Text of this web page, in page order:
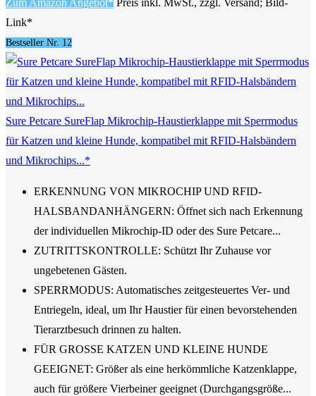
Zum Amazon Angebot* Preis inkl. MwSt., zzgl. Versand; Bild-
Link*
Bestseller Nr. 12
Sure Petcare SureFlap Mikrochip-Haustierklappe mit Sperrmodus
für Katzen und kleine Hunde, kompatibel mit RFID-Halsbändern
und Mikrochips...*
ERKENNUNG VON MIKROCHIP UND RFID-
HALSBANDANHÄNGERN: Öffnet sich nach Erkennung
der individuellen Mikrochip-ID oder des Sure Petcare...
ZUTRITTSKONTROLLE: Schützt Ihr Zuhause vor
ungebetenen Gästen.
SPERRMODUS: Automatisches zeitgesteuertes Ver- und
Entriegeln, ideal, um Ihr Haustier für einen bevorstehenden
Tierarztbesuch drinnen zu halten.
FÜR GROSSE KATZEN UND KLEINE HUNDE
GEEIGNET: Größer als eine herkömmliche Katzenklappe,
auch für größere Vierbeiner geeignet (Durchgangsgröße...